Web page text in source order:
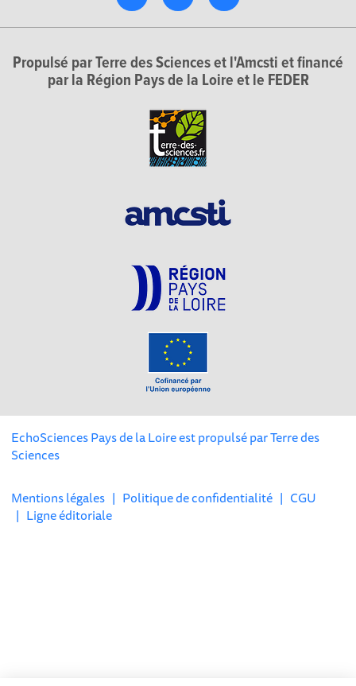
Propulsé par Terre des Sciences et l'Amcsti et financé
par la Région Pays de la Loire et le FEDER
EchoSciences Pays de la Loire est propulsé parTerre des
Sciences
Mentions légales | Politique de confidentialité | CGU
| Ligne éditoriale